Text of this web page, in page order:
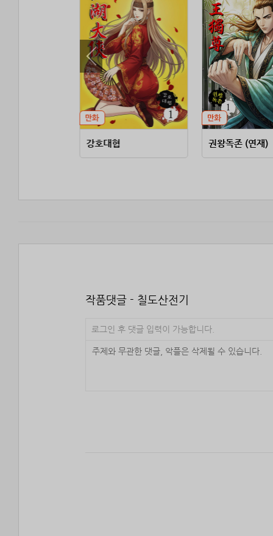
강호대협 권왕독존 (연재)
작품댓글 - 칠도산전기
로그인 후 댓글 입력이 가능합니다.